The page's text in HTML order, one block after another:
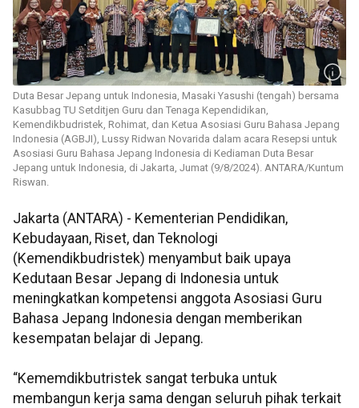
Duta Besar Jepang untuk Indonesia, Masaki Yasushi (tengah) bersama
Kasubbag TU Setditjen Guru dan Tenaga Kependidikan,
Kemendikbudristek, ⁠Rohimat, dan Ketua Asosiasi Guru Bahasa Jepang
Indonesia (AGBJI), Lussy Ridwan Novarida dalam acara Resepsi untuk
Asosiasi Guru Bahasa Jepang Indonesia di Kediaman Duta Besar
Jepang untuk Indonesia, di Jakarta, Jumat (9/8/2024). ANTARA/Kuntum
Riswan.
Jakarta (ANTARA) - Kementerian Pendidikan,
Kebudayaan, Riset, dan Teknologi
(Kemendikbudristek) menyambut baik upaya
Kedutaan Besar Jepang di Indonesia untuk
meningkatkan kompetensi anggota Asosiasi Guru
Bahasa Jepang Indonesia dengan memberikan
kesempatan belajar di Jepang.
“Kememdikbutristek sangat terbuka untuk
membangun kerja sama dengan seluruh pihak terkait